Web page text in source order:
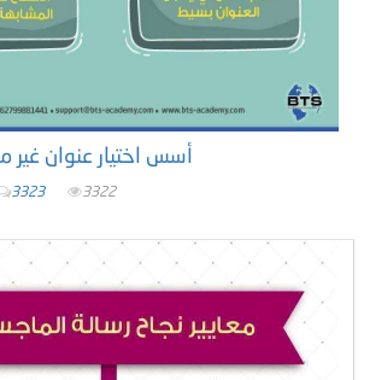
أسس اختيار عنوان
3323 3322